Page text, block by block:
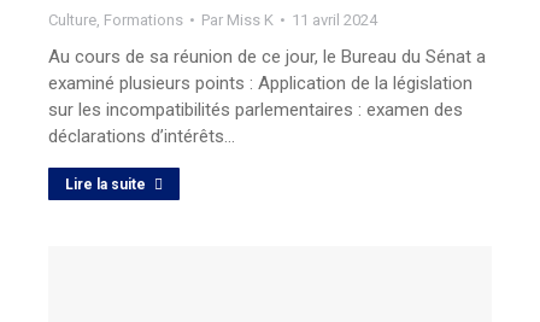
Culture Formations Par Miss K 11 avril 2024
Au cours de sa réunion de ce jour, le Bureau du Sénat a
examiné plusieurs points : Application de la législation
sur les incompatibilités parlementaires : examen des
déclarations d’intérêts…
Lire la suite